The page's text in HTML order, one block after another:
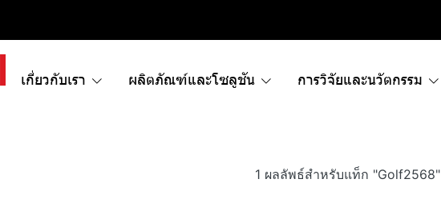
เกี่ยวกับเรา ผลิตภัณฑ์และโซลูชัน การวิจัยและนวัตกรรม
1 ผลลัพธ์สำหรับแท็ก "Golf2568"